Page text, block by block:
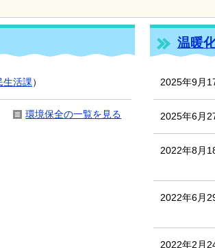
生活課）
環境保全の一覧を見る
温暖
2025年9月
2025年6月
2022年8月
2022年6月
2022年2月